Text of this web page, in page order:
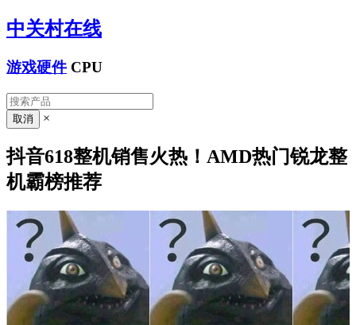
中关村在线
游戏硬件 CPU
×
抖音618整机销售火热！AMD热门锐龙整
机霸榜推荐